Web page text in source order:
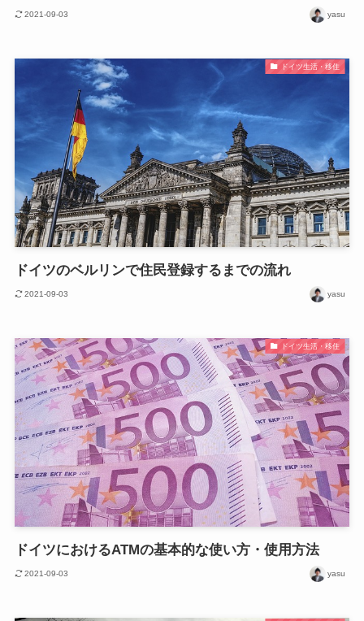
2021-09-03 yasu
ドイツ生活・移住
ドイツのベルリンで住民登録するまでの流れ
2021-09-03 yasu
ドイツ生活・移住
ドイツにおけるATMの基本的な使い方・使用方法
2021-09-03 yasu